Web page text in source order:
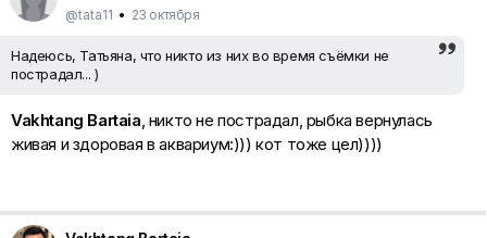
@tata11 • 23 октября
Надеюсь, Татьяна, что никто из них во время съёмки не
пострадал... )
Vakhtang Bartaia, никто не пострадал, рыбка вернулась
живая и здоровая в аквариум:))) кот тоже цел))))